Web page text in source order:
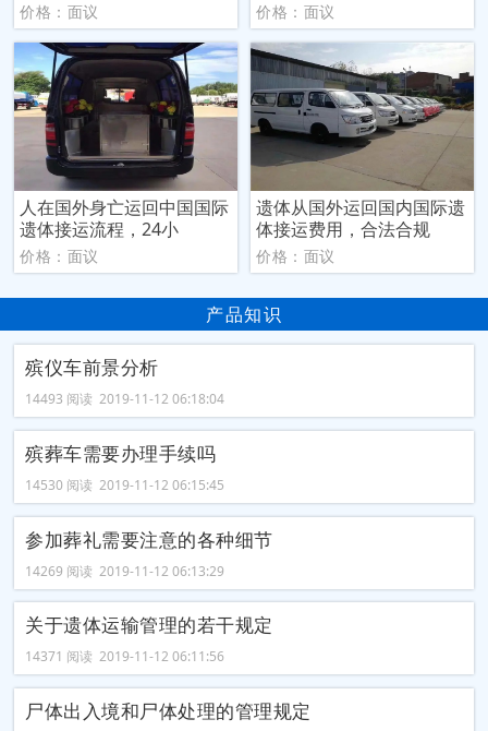
价格：面议 价格：面议
人在国外身亡运回中国国际
遗体接运流程，24小
价格：面议
遗体从国外运回国内国际遗
体接运费用，合法合规
价格：面议
产品知识
殡仪车前景分析
14493 阅读 2019-11-12 06:18:04
殡葬车需要办理手续吗
14530 阅读 2019-11-12 06:15:45
参加葬礼需要注意的各种细节
14269 阅读 2019-11-12 06:13:29
关于遗体运输管理的若干规定
14371 阅读 2019-11-12 06:11:56
尸体出入境和尸体处理的管理规定